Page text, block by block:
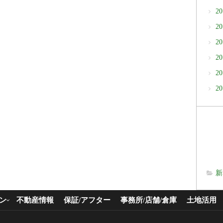
不動産情報 保証/アフター 事務所/店舗/倉庫 土地活用